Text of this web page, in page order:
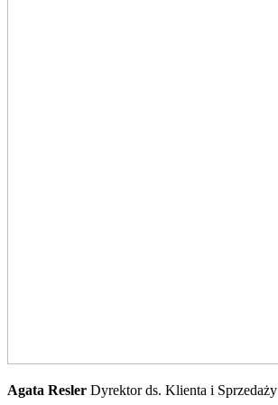
Agata Resler Dyrektor ds. Klienta i Sprzedaży